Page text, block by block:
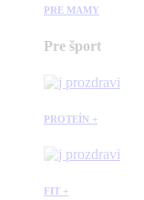
PRE MAMY
Pre šport
PROTEÍN +
FIT +